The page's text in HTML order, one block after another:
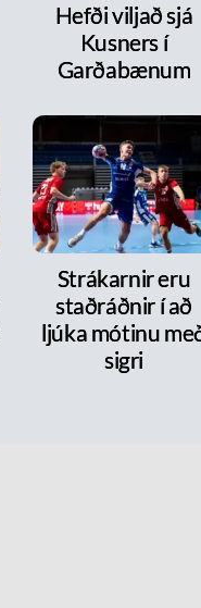
Hefði viljað sjá
Kusners í
Garðabænum
Strákarnir eru
staðráðnir í að
ljúka mótinu
sigri